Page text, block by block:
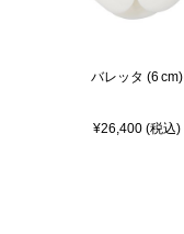
バレッタ (6 cm)
¥26,400 (税込)